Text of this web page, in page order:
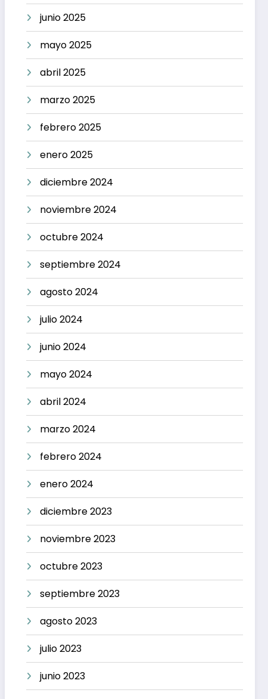
junio 2025
mayo 2025
abril 2025
marzo 2025
febrero 2025
enero 2025
diciembre 2024
noviembre 2024
octubre 2024
septiembre 2024
agosto 2024
julio 2024
junio 2024
mayo 2024
abril 2024
marzo 2024
febrero 2024
enero 2024
diciembre 2023
noviembre 2023
octubre 2023
septiembre 2023
agosto 2023
julio 2023
junio 2023